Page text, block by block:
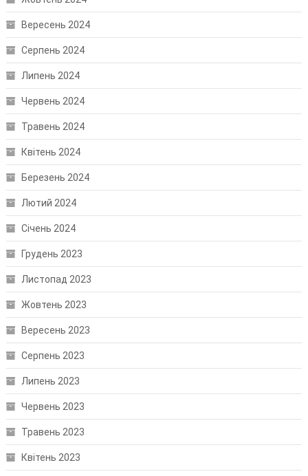
Вересень 2024
Серпень 2024
Липень 2024
Червень 2024
Травень 2024
Квітень 2024
Березень 2024
Лютий 2024
Січень 2024
Грудень 2023
Листопад 2023
Жовтень 2023
Вересень 2023
Серпень 2023
Липень 2023
Червень 2023
Травень 2023
Квітень 2023